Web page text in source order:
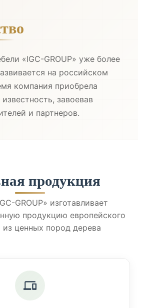
«IGC-GROUP» уже более
на российском
компания приобрела
завоевав
и партнеров.
продукция
GROUP» изготавливает
продукцию европейского
из ценных пород дерева